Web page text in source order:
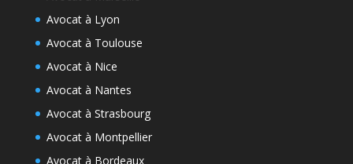
Avocat à Lyon
Avocat à Toulouse
Avocat à Nice
Avocat à Nantes
Avocat à Strasbourg
Avocat à Montpellier
Avocat à Bordeaux